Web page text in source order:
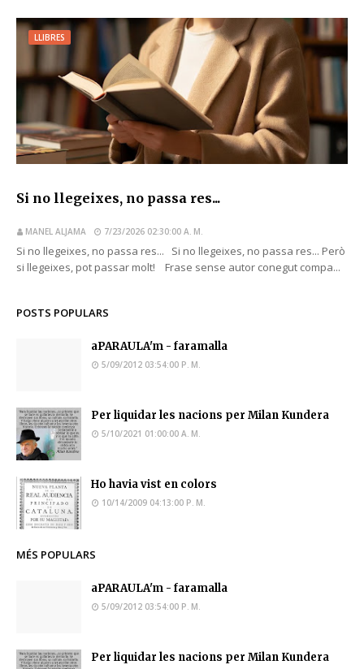
LLIBRES
Si no llegeixes, no passa res...
MANEL ALJAMA 7/23/2026 02:30:00 A. M.
Si no llegeixes, no passa res... Si no llegeixes, no passa res... Però
si llegeixes, pot passar molt! Frase sense autor conegut compa...
POSTS POPULARS
aPARAULA'm - faramalla
5/09/2012 03:54:00 P. M.
Per liquidar les nacions per Milan Kundera
5/10/2021 01:00:00 A. M.
Ho havia vist en colors
10/14/2009 04:13:00 P. M.
MÉS POPULARS
aPARAULA'm - faramalla
5/09/2012 03:54:00 P. M.
Per liquidar les nacions per Milan Kundera